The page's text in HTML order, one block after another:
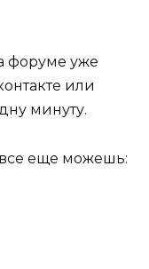
форуме уже
или
минуту.
еще можешь: